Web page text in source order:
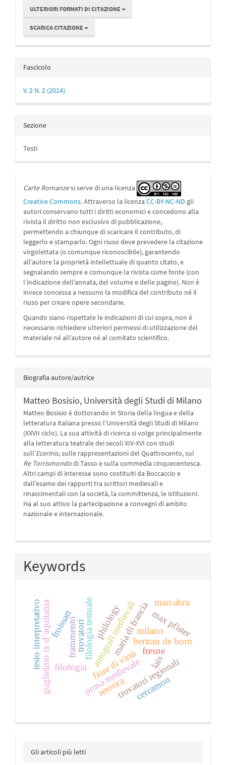
ULTERIORI FORMATI DI CITAZIONE
SCARICA CITAZIONE
Fascicolo
V. 2 N. 2 (2014)
Sezione
Testi
Carte Romanzesi serve di una licenza
Creative Commons. Attraverso la licenza CC-BY-NC-ND gli
autori conservano tutti i diritti economici e concedono alla
rivista il diritto non esclusivo di pubblicazione,
permettendo a chiunque di scaricare il contributo, di
leggerlo e stamparlo. Ogni riuso deve prevedere la citazione
virgolettata (o comunque riconoscibile), garantendo
all’autore la proprietà intellettuale di quanto citato, e
segnalando sempre e comunque la rivista come fonte (con
l’indicazione dell’annata, del volume e delle pagine). Non è
invece concessa a nessuno la modifica del contributo né il
riuso per creare opere secondarie.
Quando siano rispettate le indicazioni di cui sopra, non è
necessario richiedere ulteriori permessi di utilizzazione del
materiale né all’autore né al comitato scientifico.
Biografia autore/autrice
Matteo Bosisio, Università degli Studi di Milano
Matteo Bosisio è dottorando in Storia della lingua e della
letteratura italiana presso l’Università degli Studi di Milano
(XXVII ciclo). La sua attività di ricerca si volge principalmente
alla letteratura teatrale dei secoli XIV-XVI con studi
sull’Ecerinis, sulle rappresentazioni del Quattrocento, sul
Re Torrismondodi Tasso e sulla commedia cinquecentesca.
Altri campi di interesse sono costituiti da Boccaccio e
dall’esame dei rapporti tra scrittori medievali e
rinascimentali con la società, la committenza, le istituzioni.
Ha al suo attivo la partecipazione a convegni di ambito
nazionale e internazionale.
Keywords
fiore di virtù
filologia testuale
prosa medievale
fresne
lais
maria di francia
retoricatrovatori regionali
bertran de born
max pfister
autografi medievali
filologia
philology
trovatori
guglielmo ix d’aquitania cercamon
marcabru
testo interpretativo frammento milano
froissart
Gli articoli più letti